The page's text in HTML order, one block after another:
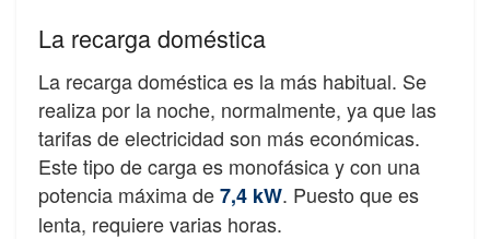
La recarga doméstica
La recarga doméstica es la más habitual. Se
realiza por la noche, normalmente, ya que las
tarifas de electricidad son más económicas.
Este tipo de carga es monofásica y con una
potencia máxima de7,4 kW. Puesto que es
lenta, requiere varias horas.